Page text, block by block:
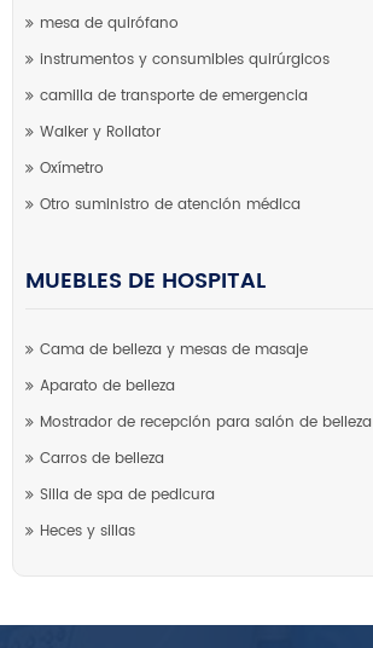
mesa de quirófano
instrumentos y consumibles quirúrgicos
camilla de transporte de emergencia
Walker y Rollator
Oxímetro
Otro suministro de atención médica
MUEBLES DE HOSPITAL
Cama de belleza y mesas de masaje
Aparato de belleza
Mostrador de recepción para salón de belleza
Carros de belleza
Silla de spa de pedicura
Heces y sillas